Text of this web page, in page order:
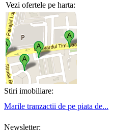
Vezi ofertele pe harta:
Stiri imobiliare:
Marile tranzactii de pe piata de...
Newsletter: